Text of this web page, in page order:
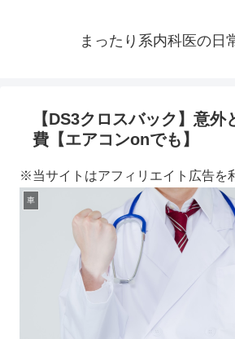
まったり系内科医の日
【DS3クロスバック】意外
費【エアコンonでも】
※当サイトはアフィリエイト広告を
車